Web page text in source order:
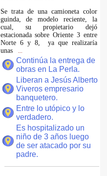
Se trata de una camioneta color
guinda, de modelo reciente, la
cual, su propietario dejó
estacionada sobre Oriente 3 entre
Norte 6 y 8, ya que realizaría
unas
Continúa la entrega de
obras en La Perla.
Liberan a Jesús Alberto
Viveros empresario
banquetero.
Entre lo utópico y lo
verdadero.
Es hospitalizado un
niño de 3 años luego
de ser atacado por su
padre.